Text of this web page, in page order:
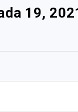
19,